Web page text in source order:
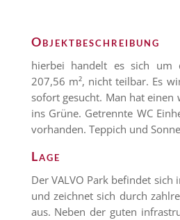
Objektbeschreibung
hierbei handelt es sich um
207,56 m², nicht teilbar. Es
sofort gesucht. Man hat einen
ins Grüne. Getrennte WC
vorhanden. Teppich und
Lage
Der VALVO Park befindet
und zeichnet sich durch
aus. Neben der guten